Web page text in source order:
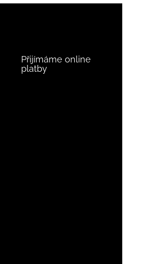
Přijímáme online
platby